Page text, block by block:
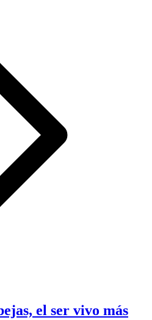
el ser vivo más